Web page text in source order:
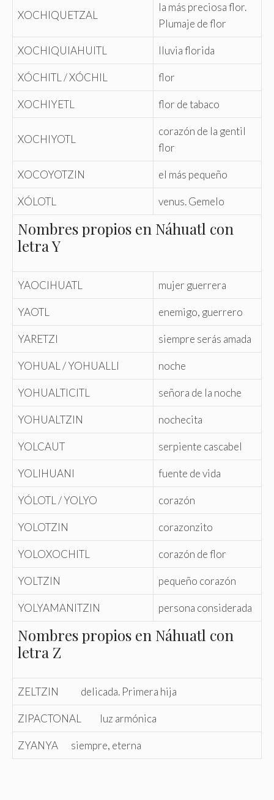
XOCHIQUETZAL
la más preciosa flor.
Plumaje de flor
XOCHIQUIAHUITL lluvia florida
XÓCHITL / XÓCHIL flor
XOCHIYETL flor de tabaco
XOCHIYOTL
corazón de la gentil
flor
XOCOYOTZIN el más pequeño
XÓLOTL venus. Gemelo
Nombres propios en Náhuatl con
letra Y
YAOCIHUATL mujer guerrera
YAOTL enemigo, guerrero
YARETZI siempre serás amada
YOHUAL / YOHUALLI noche
YOHUALTICITL señora de la noche
YOHUALTZIN nochecita
YOLCAUT serpiente cascabel
YOLIHUANI fuente de vida
YÓLOTL / YOLYO corazón
YOLOTZIN corazonzito
YOLOXOCHITL corazón de flor
YOLTZIN pequeño corazón
YOLYAMANITZIN persona considerada
Nombres propios en Náhuatl con
letra Z
ZELTZIN delicada. Primera hija
ZIPACTONAL luz armónica
ZYANYA siempre, eterna